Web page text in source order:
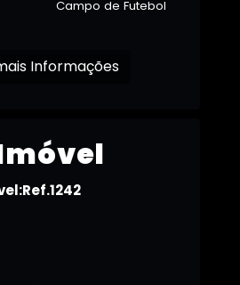
Campo de Futebol
Receba mais Informações